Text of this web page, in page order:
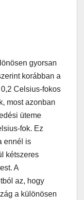
gyorsan
korábban a
Celsius-fokos
most azonban
üteme
fok. Ez
ennél is
kétszeres
A
az, hogy
a különösen